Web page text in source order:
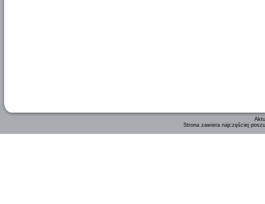
Strona zawiera najczęściej